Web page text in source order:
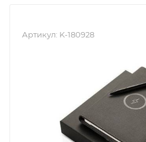
Артикул: K-180928